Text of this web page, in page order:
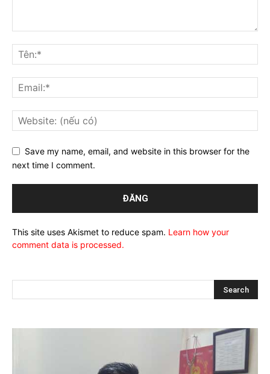
Save my name, email, and website in this browser for the
next time I comment.
This site uses Akismet to reduce spam. Learn how your
comment data is processed.